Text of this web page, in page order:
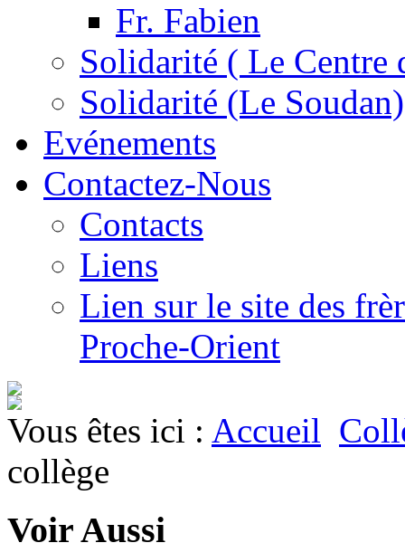
Fr. Fabien
Solidarité ( Le Centre
Solidarité (Le Soudan)
Evénements
Contactez-Nous
Contacts
Liens
Lien sur le site des
Proche-Orient
Vous êtes ici : Accueil
collège
Voir Aussi